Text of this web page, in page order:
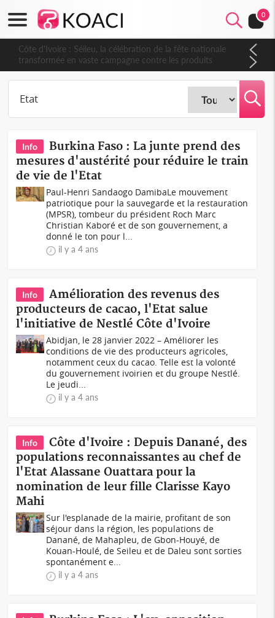
0
Côte d'Ivoire : Séileu, la célébration de la fête nationale
transformée en vaste campagne contre les produits
dépigmentants dangereux
Info
Burkina Faso : La junte prend des
mesures d'austérité pour réduire le train
de vie de l'Etat
Paul-Henri Sandaogo DamibaLe mouvement
patriotique pour la sauvegarde et la restauration
(MPSR), tombeur du président Roch Marc
Christian Kaboré et de son gouvernement, a
donné le ton pour l...
il y a 4 ans
Info
Amélioration des revenus des
producteurs de cacao, l'Etat salue
l'initiative de Nestlé Côte d'Ivoire
Abidjan, le 28 janvier 2022 – Améliorer les
conditions de vie des producteurs agricoles,
notamment ceux du cacao. Telle est la volonté
du gouvernement ivoirien et du groupe Nestlé.
Le jeudi...
il y a 4 ans
Info
Côte d'Ivoire : Depuis Danané, des
populations reconnaissantes au chef de
l'Etat Alassane Ouattara pour la
nomination de leur fille Clarisse Kayo
Mahi
Sur l'esplanade de la mairie, profitant de son
séjour dans la région, les populations de
Danané, de Mahapleu, de Gbon-Houyé, de
Kouan-Houlé, de Seileu et de Daleu sont sorties
spontanément e...
il y a 4 ans